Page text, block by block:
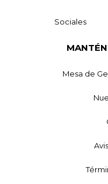
Sociales
Mesa de